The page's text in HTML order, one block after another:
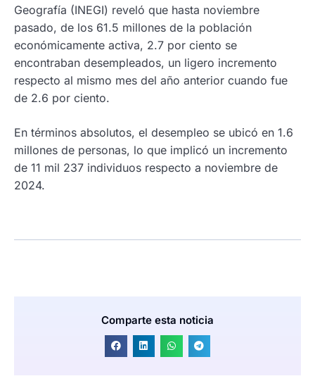
Geografía (INEGI) reveló que hasta noviembre
pasado, de los 61.5 millones de la población
económicamente activa, 2.7 por ciento se
encontraban desempleados, un ligero incremento
respecto al mismo mes del año anterior cuando fue
de 2.6 por ciento.
En términos absolutos, el desempleo se ubicó en 1.6
millones de personas, lo que implicó un incremento
de 11 mil 237 individuos respecto a noviembre de
2024.
Comparte esta noticia